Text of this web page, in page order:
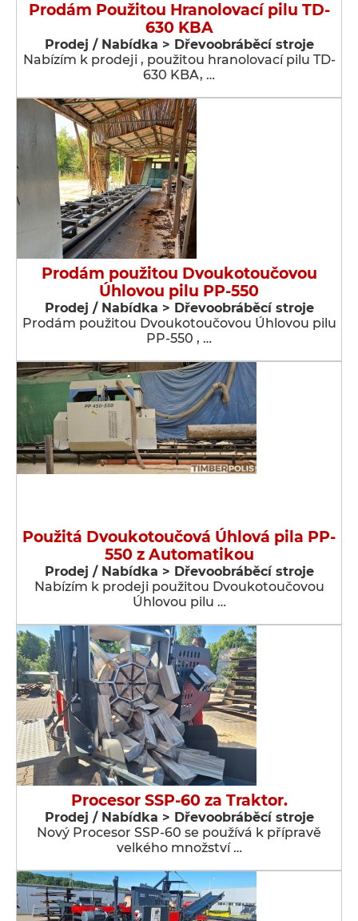
Prodám Použitou Hranolovací pilu TD-
630 KBA
Prodej / Nabídka > Dřevoobráběcí stroje
Nabízím k prodeji , použitou hranolovací pilu TD-
630 KBA, …
Prodám použitou Dvoukotoučovou
Úhlovou pilu PP-550
Prodej / Nabídka > Dřevoobráběcí stroje
Prodám použitou Dvoukotoučovou Úhlovou pilu
PP-550 , …
Použitá Dvoukotoučová Úhlová pila PP-
550 z Automatikou
Prodej / Nabídka > Dřevoobráběcí stroje
Nabízím k prodeji použitou Dvoukotoučovou
Úhlovou pilu …
Procesor SSP-60 za Traktor.
Prodej / Nabídka > Dřevoobráběcí stroje
Nový Procesor SSP-60 se používá k přípravě
velkého množství …